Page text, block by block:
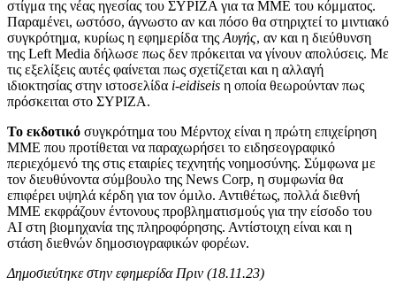
στίγμα της νέας ηγεσίας του ΣΥΡΙΖΑ για τα ΜΜΕ του κόμματος.
Παραμένει, ωστόσο, άγνωστο αν και πόσο θα στηριχτεί το μιντιακό
συγκρότημα, κυρίως η εφημερίδα της Αυγής, αν και η διεύθυνση
της Left Media δήλωσε πως δεν πρόκειται να γίνουν απολύσεις. Με
τις εξελίξεις αυτές φαίνεται πως σχετίζεται και η αλλαγή
ιδιοκτησίας στην ιστοσελίδα i-eidiseis η οποία θεωρούνταν πως
πρόσκειται στο ΣΥΡΙΖΑ.
Το εκδοτικό συγκρότημα του Μέρντοχ είναι η πρώτη επιχείρηση
ΜΜΕ που προτίθεται να παραχωρήσει το ειδησεογραφικό
περιεχόμενό της στις εταιρίες τεχνητής νοημοσύνης. Σύμφωνα με
τον διευθύνοντα σύμβουλο της News Corp, η συμφωνία θα
επιφέρει υψηλά κέρδη για τον όμιλο. Αντιθέτως, πολλά διεθνή
ΜΜΕ εκφράζουν έντονους προβληματισμούς για την είσοδο του
ΑΙ στη βιομηχανία της πληροφόρησης. Αντίστοιχη είναι και η
στάση διεθνών δημοσιογραφικών φορέων.
Δημοσιεύτηκε στην εφημερίδα Πριν (18.11.23)